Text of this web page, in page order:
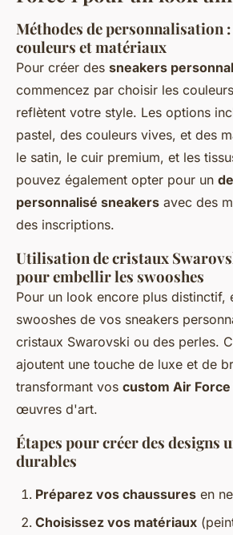
Méthodes de personnalisation
couleurs et matériaux
Pour créer des sneakers
commencez par choisir les
reflètent votre style. Les options
pastel, des couleurs vives, et des
le satin, le cuir premium, et les
pouvez également opter pour un
personnalisé sneakers avec des
des inscriptions.
Utilisation de cristaux
pour embellir les swooshes
Pour un look encore plus distinctif,
swooshes de vos sneakers
cristaux Swarovski ou des perles.
ajoutent une touche de luxe et de
transformant vos custom Air Force
œuvres d'art.
Étapes pour créer des designs
durables
Préparez vos chaussures en
Choisissez vos matériaux